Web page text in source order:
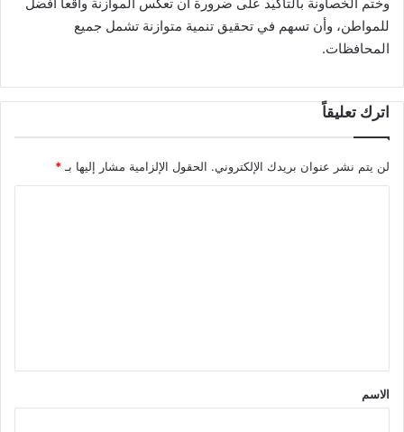
للمواطن، وأن تسهم في تحقيق تنمية متوازنة تشمل جميع
المحافظات.
اترك تعليقاً
لن يتم نشر عنوان بريدك الإلكتروني. الحقول الإلزامية مشار إليها بـ *
*
الاسم